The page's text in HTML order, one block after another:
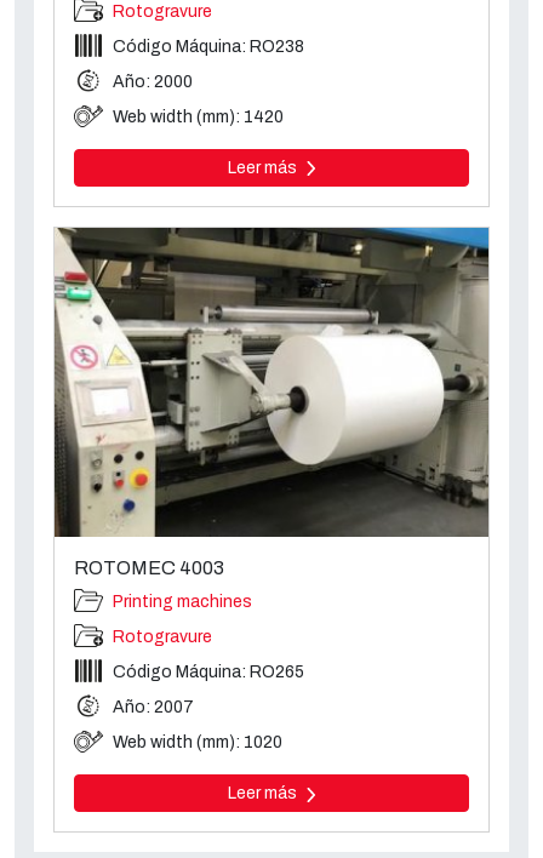
Rotogravure
Código Máquina: RO238
Año: 2000
Web width (mm): 1420
Leer más
ROTOMEC 4003
Printing machines
Rotogravure
Código Máquina: RO265
Año: 2007
Web width (mm): 1020
Leer más